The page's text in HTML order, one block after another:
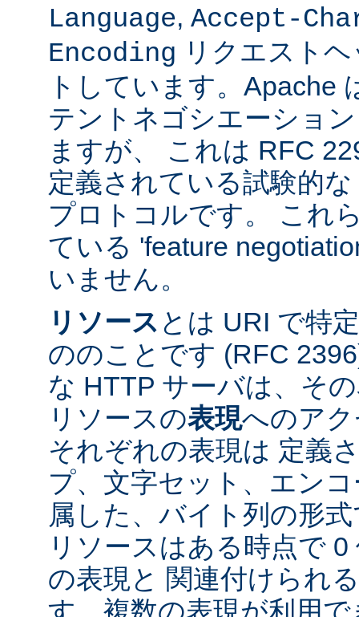
Language, Accept-
Encoding リクエスト
トしています。Apache
テントネゴシエーショ
ますが、 これは RFC
定義されている試験的
プロトコルです。 これ
ている 'feature
いません。
リソース とは URI で特
ののことです (RFC
な HTTP サーバは、そ
リソースの表現へのア
それぞれの表現は 定義
プ、文字セット、エン
属した、バイト列の形
リソースはある時点で
の表現と 関連付けられ
す。複数の表現が利用